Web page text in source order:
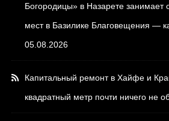
Богородицы» в Назарете занимает
мест в Базилике Благовещения —
05.08.2026
Капитальный ремонт в Хайфе и
квадратный метр почти ничего не